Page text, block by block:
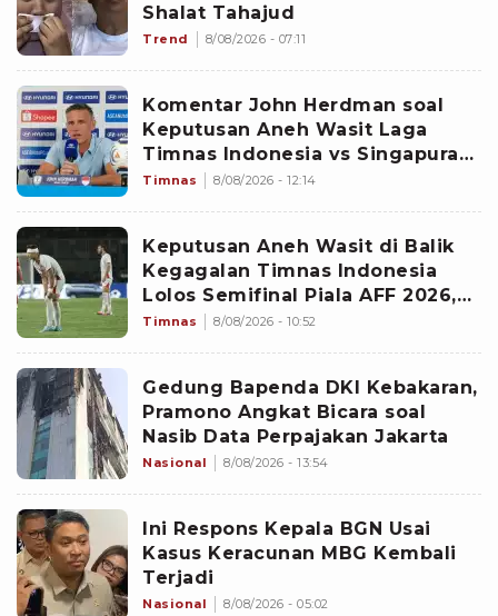
Shalat Tahajud
Trend 8/08/2026 - 07:11
Komentar John Herdman soal
Keputusan Aneh Wasit Laga
Timnas Indonesia vs Singapura
di Piala AFF 2026: Percuma
Timnas 8/08/2026 - 12:14
Keputusan Aneh Wasit di Balik
Kegagalan Timnas Indonesia
Lolos Semifinal Piala AFF 2026,
Untungkan Singapura dan
Timnas 8/08/2026 - 10:52
Gedung Bapenda DKI Kebakaran,
Pramono Angkat Bicara soal
Nasib Data Perpajakan Jakarta
Nasional 8/08/2026 - 13:54
Ini Respons Kepala BGN Usai
Kasus Keracunan MBG Kembali
Terjadi
Nasional 8/08/2026 - 05:02